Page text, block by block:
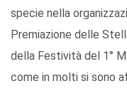
specie nella
Premiazione delle
della Festività del 1°
come in molti si sono